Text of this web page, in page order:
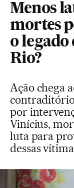
Menos
mortes
o
Rio?
Ação chega
por
Vinícius,
luta para
dessas